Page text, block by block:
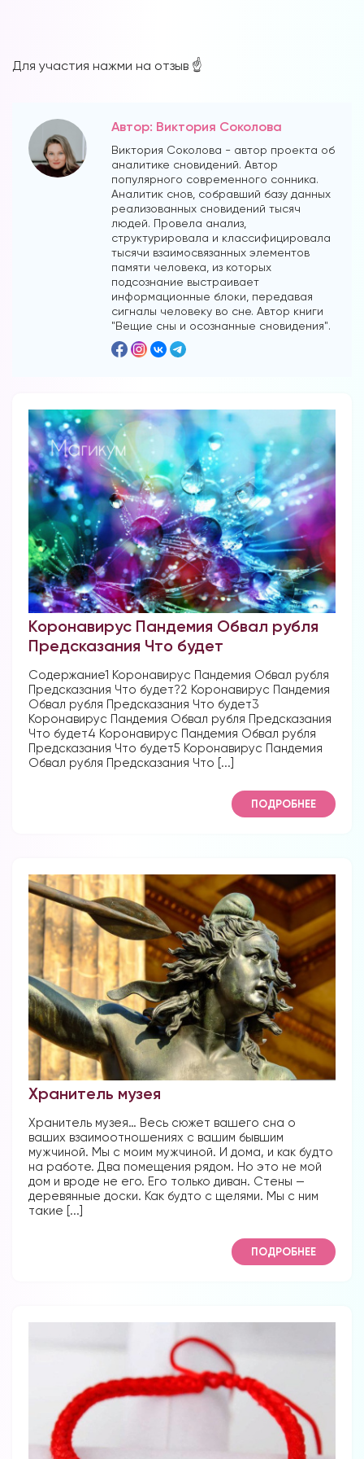
Для участия нажми на отзыв ☝️
Автор: Виктория Соколова
Виктория Соколова - автор проекта об
аналитике сновидений. Автор
популярного современного сонника.
Аналитик снов, собравший базу данных
реализованных сновидений тысяч
людей. Провела анализ,
структурировала и классифицировала
тысячи взаимосвязанных элементов
памяти человека, из которых
подсознание выстраивает
информационные блоки, передавая
сигналы человеку во сне. Автор книги
"Вещие сны и осознанные сновидения".
Коронавирус Пандемия Обвал рубля
Предсказания Что будет
Содержание1 Коронавирус Пандемия Обвал рубля
Предсказания Что будет?2 Коронавирус Пандемия
Обвал рубля Предсказания Что будет3
Коронавирус Пандемия Обвал рубля Предсказания
Что будет4 Коронавирус Пандемия Обвал рубля
Предсказания Что будет5 Коронавирус Пандемия
Обвал рубля Предсказания Что [...]
ПОДРОБНЕЕ
Хранитель музея
Хранитель музея… Весь сюжет вашего сна о
ваших взаимоотношениях с вашим бывшим
мужчиной. Мы с моим мужчиной. И дома, и как будто
на работе. Два помещения рядом. Но это не мой
дом и вроде не его. Его только диван. Стены —
деревянные доски. Как будто с щелями. Мы с ним
такие [...]
ПОДРОБНЕЕ